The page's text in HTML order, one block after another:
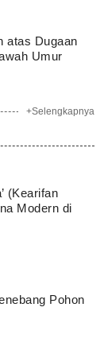
atas Dugaan
Umur
+Selengkapnya
(Kearifan
Modern di
Pohon